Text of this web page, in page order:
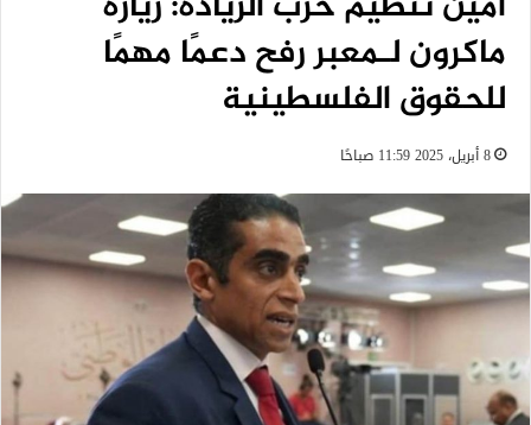
ماكرون لـمعبر رفح دعمًا مهمًا
للحقوق الفلسطينية
8 أبريل، 2025 11:59 صباحًا